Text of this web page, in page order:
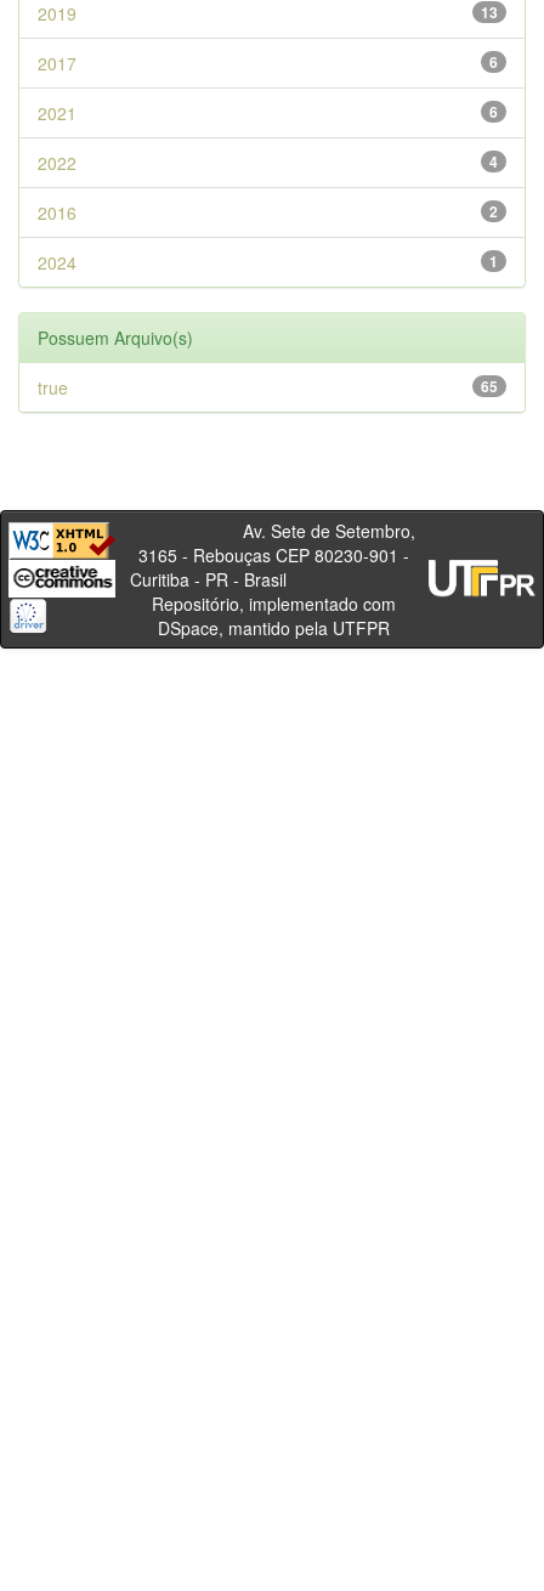
13
2019
6
2017
6
2021
4
2022
2
2016
1
2024
Possuem Arquivo(s)
65
true
Av. Sete de Setembro,
3165 - Rebouças CEP 80230-901 -
Curitiba - PR - Brasil
Repositório, implementado com
DSpace, mantido pela UTFPR